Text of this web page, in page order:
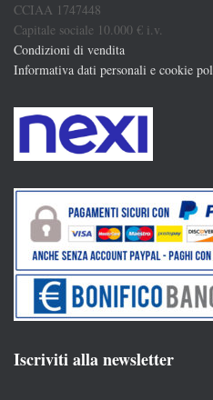
CCIAA 1747448
Capitale sociale 10.000 € i.v.
Condizioni di vendita
Informativa dati personali e cookie
Iscriviti alla newsletter